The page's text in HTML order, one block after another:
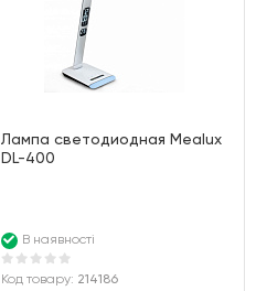
Лампа светодиодная Mealux
DL-400
В наявності
Код товару: 214186